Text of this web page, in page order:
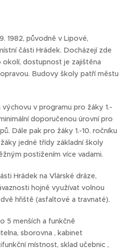
1982, původně v Lipové,
části Hrádek. Docházejí zde
okolí, dostupnost je zajištěna
Budovy školy patří městu
výchovu v programu pro žáky 1.-
doporučenou úrovní pro
Dále pak pro žáky 1.-10. ročníku
jedné třídy základní školy
postižením více vadami.
Hrádek na Vlárské dráze,
hojně využívat volnou
hřiště (asfaltové a travnaté).
5 menších a funkčně
sborovna , kabinet
místnost, sklad učebnic ,